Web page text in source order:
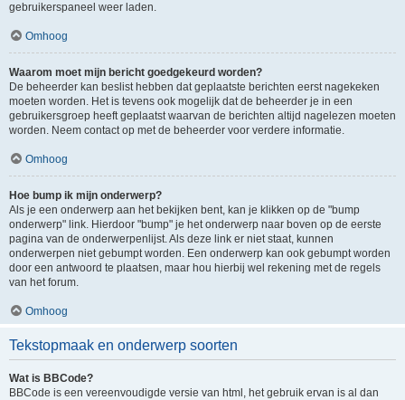
gebruikerspaneel weer laden.
Omhoog
Waarom moet mijn bericht goedgekeurd worden?
De beheerder kan beslist hebben dat geplaatste berichten eerst nagekeken
moeten worden. Het is tevens ook mogelijk dat de beheerder je in een
gebruikersgroep heeft geplaatst waarvan de berichten altijd nagelezen moeten
worden. Neem contact op met de beheerder voor verdere informatie.
Omhoog
Hoe bump ik mijn onderwerp?
Als je een onderwerp aan het bekijken bent, kan je klikken op de "bump
onderwerp" link. Hierdoor "bump" je het onderwerp naar boven op de eerste
pagina van de onderwerpenlijst. Als deze link er niet staat, kunnen
onderwerpen niet gebumpt worden. Een onderwerp kan ook gebumpt worden
door een antwoord te plaatsen, maar hou hierbij wel rekening met de regels
van het forum.
Omhoog
Tekstopmaak en onderwerp soorten
Wat is BBCode?
BBCode is een vereenvoudigde versie van html, het gebruik ervan is al dan